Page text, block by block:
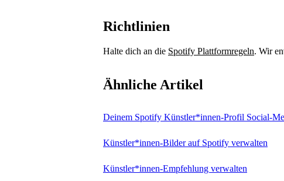
Richtlinien
Halte dich an die Spotify Plattformregeln. Wir
Ähnliche Artikel
Deinem Spotify Künstler*innen-Profil Social-
Künstler*innen-Bilder auf Spotify verwalten
Künstler*innen-Empfehlung verwalten